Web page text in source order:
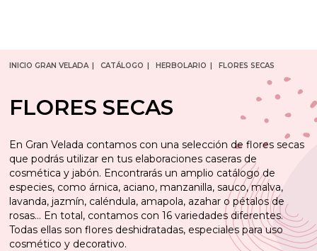
INICIO GRAN VELADA CATÁLOGO HERBOLARIO FLORES SECAS
FLORES SECAS
En Gran Velada contamos con una selección de flores secas
que podrás utilizar en tus elaboraciones caseras de
cosmética y jabón. Encontrarás un amplio catálogo de
especies, como árnica, aciano, manzanilla, sauco, malva,
lavanda, jazmín, caléndula, amapola, azahar o pétalos de
rosas… En total, contamos con 16 variedades diferentes.
Todas ellas son flores deshidratadas, especiales para uso
cosmético y decorativo.